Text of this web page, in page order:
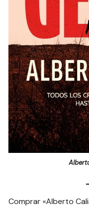
Comprar «Alberto